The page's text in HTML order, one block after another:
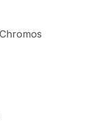
Chromos